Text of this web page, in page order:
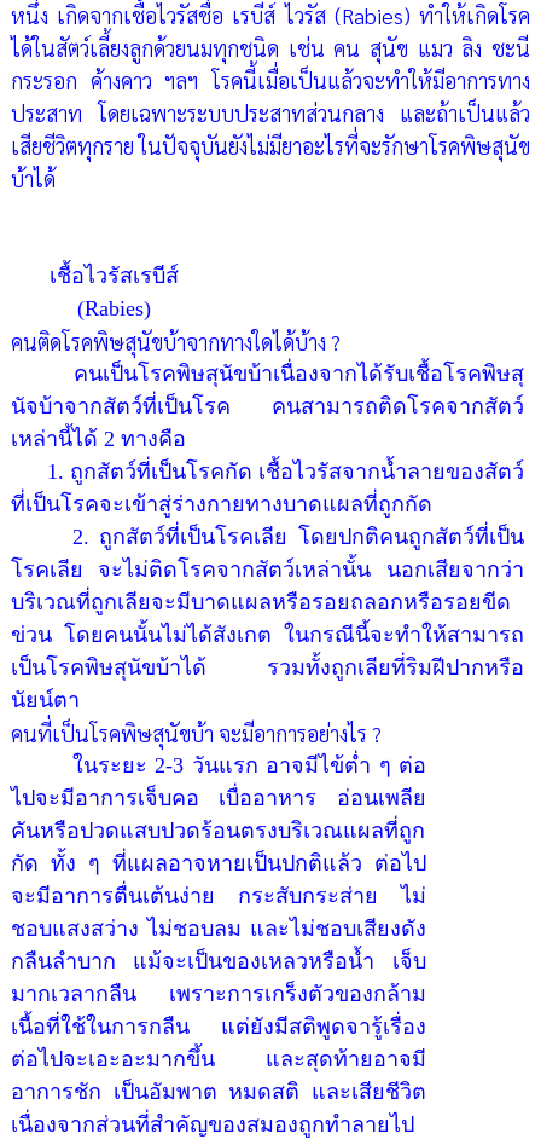
หนึ่ง เกิดจากเชื้อไวรัสชื่อ เรบีส์ ไวรัส (Rabies) ทำให้เกิดโรค
ได้ในสัตว์เลี้ยงลูกด้วยนมทุกชนิด เช่น คน สุนัข แมว ลิง ชะนี
กระรอก ค้างคาว ฯลฯ โรคนี้เมื่อเป็นแล้วจะทำให้มีอาการทาง
ประสาท โดยเฉพาะระบบประสาทส่วนกลาง และถ้าเป็นแล้ว
เสียชีวิตทุกราย ในปัจจุบันยังไม่มียาอะไรที่จะรักษาโรคพิษสุนัข
บ้าได้
เชื้อไวรัสเรบีส์
(Rabies)
คนติดโรคพิษสุนัขบ้าจากทางใดได้บ้าง ?
คนเป็นโรคพิษสุนัขบ้าเนื่องจากได้รับเชื้อโรคพิษสุ
นัจบ้าจากสัตว์ที่เป็นโรค คนสามารถติดโรคจากสัตว์
เหล่านี้ได้ 2 ทางคือ
1. ถูกสัตว์ที่เป็นโรคกัด เชื้อไวรัสจากน้ำลายของสัตว์
ที่เป็นโรคจะเข้าสู่ร่างกายทางบาดแผลที่ถูกกัด
2. ถูกสัตว์ที่เป็นโรคเลีย โดยปกติคนถูกสัตว์ที่เป็น
โรคเลีย จะไม่ติดโรคจากสัตว์เหล่านั้น นอกเสียจากว่า
บริเวณที่ถูกเลียจะมีบาดแผลหรือรอยถลอกหรือรอยขีด
ข่วน โดยคนนั้นไม่ได้สังเกต ในกรณีนี้จะทำให้สามารถ
เป็นโรคพิษสุนัขบ้าได้ รวมทั้งถูกเลียที่ริมฝีปากหรือ
นัยน์ตา
คนที่เป็นโรคพิษสุนัขบ้า จะมีอาการอย่างไร ?
ในระยะ 2-3 วันแรก อาจมีไข้ต่ำ ๆ ต่อ
ไปจะมีอาการเจ็บคอ เบื่ออาหาร อ่อนเพลีย
คันหรือปวดแสบปวดร้อนตรงบริเวณแผลที่ถูก
กัด ทั้ง ๆ ที่แผลอาจหายเป็นปกติแล้ว ต่อไป
จะมีอาการตื่นเต้นง่าย กระสับกระส่าย ไม่
ชอบแสงสว่าง ไม่ชอบลม และไม่ชอบเสียงดัง
กลืนลำบาก แม้จะเป็นของเหลวหรือน้ำ เจ็บ
มากเวลากลืน เพราะการเกร็งตัวของกล้าม
เนื้อที่ใช้ในการกลืน แต่ยังมีสติพูดจารู้เรื่อง
ต่อไปจะเอะอะมากขึ้น และสุดท้ายอาจมี
อาการชัก เป็นอัมพาต หมดสติ และเสียชีวิต
เนื่องจากส่วนที่สำคัญของสมองถูกทำลายไป